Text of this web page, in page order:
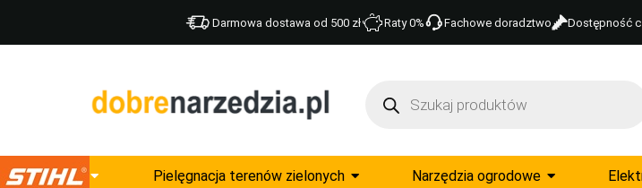
Darmowa dostawa od 500 zł Raty 0% Fachowe doradztwo Dostępność
Pielęgnacja terenów zielonych Narzędzia ogrodowe